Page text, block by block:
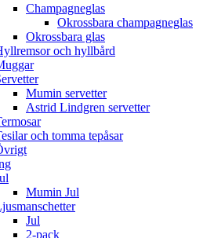
Champagneglas
Okrossbara champagneglas
Okrossbara glas
och hyllbård
Mumin servetter
Astrid Lindgren servetter
och tomma tepåsar
Mumin Jul
Jul
2-pack